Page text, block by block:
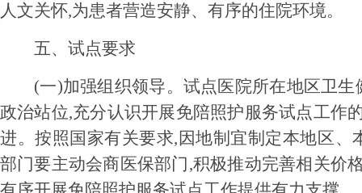
人文关怀,为患者营造安静、有序的住院环境。
五、试点要求
(一)加强组织领导。 试点医院所在地区卫
政治站位,充分认识开展免陪照护服务试点工作
进。按照国家有关要求,因地制宜制定本地区
部门要主动会商医保部门,积极推动完善相关价